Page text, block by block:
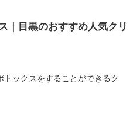
｜目黒のおすすめ人気クリ
ックスをすることができるク